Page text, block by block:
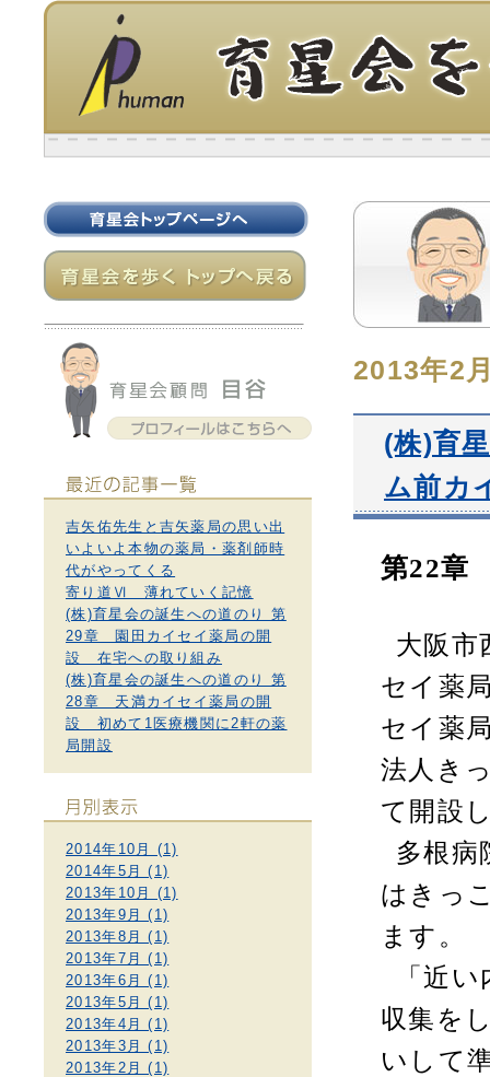
2013年2
(株)育
ム前カ
第22章
大阪市
セイ薬
セイ薬
法人き
て開設
多根病
はきっ
ます。
「近
収集を
いして
吉矢佑先生と吉矢薬局の思い出
いよいよ本物の薬局・薬剤師時
代がやってくる
寄り道Ⅵ 薄れていく記憶
(株)育星会の誕生への道のり 第
29章 園田カイセイ薬局の開
設 在宅への取り組み
(株)育星会の誕生への道のり 第
28章 天満カイセイ薬局の開
設 初めて1医療機関に2軒の薬
局開設
2014年10月 (1)
2014年5月 (1)
2013年10月 (1)
2013年9月 (1)
2013年8月 (1)
2013年7月 (1)
2013年6月 (1)
2013年5月 (1)
2013年4月 (1)
2013年3月 (1)
2013年2月 (1)